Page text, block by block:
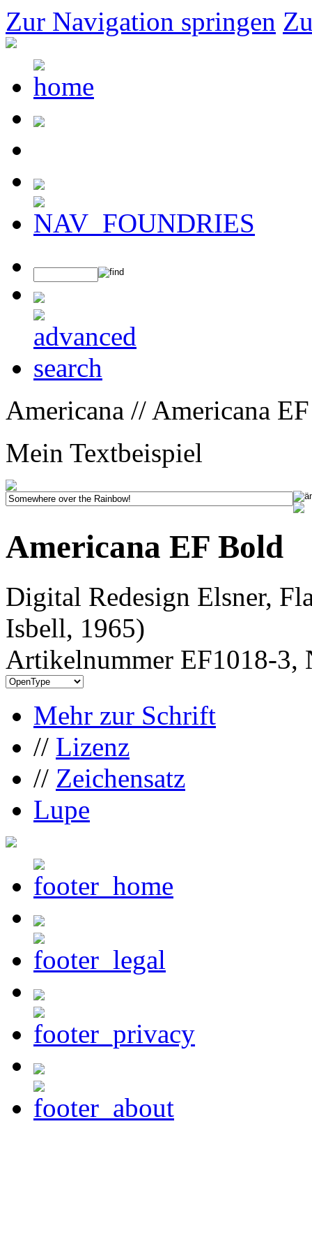
Zur Navigation springen
Americana // Americana
Mein Textbeispiel
Americana EF Bold
Digital Redesign Elsner,
Isbell, 1965)
Artikelnummer EF1018-3,
Mehr zur Schrift
// Lizenz
// Zeichensatz
Lupe